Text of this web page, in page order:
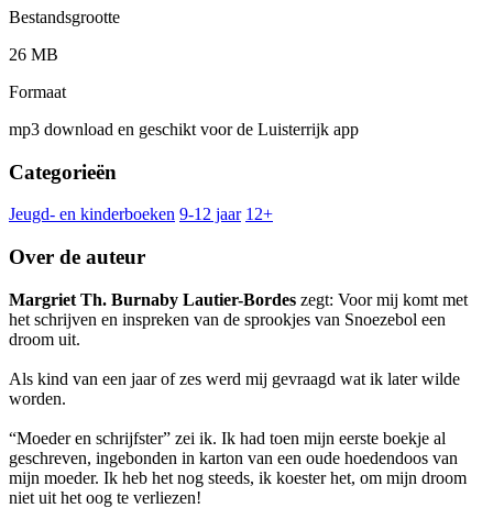
Bestandsgrootte
26 MB
Formaat
mp3 download en geschikt voor de Luisterrijk app
Categorieën
Jeugd- en kinderboeken 9-12 jaar 12+
Over de auteur
Margriet Th. Burnaby Lautier-Bordes zegt: Voor mij komt met
het schrijven en inspreken van de sprookjes van Snoezebol een
droom uit.
Als kind van een jaar of zes werd mij gevraagd wat ik later wilde
worden.
“Moeder en schrijfster” zei ik. Ik had toen mijn eerste boekje al
geschreven, ingebonden in karton van een oude hoedendoos van
mijn moeder. Ik heb het nog steeds, ik koester het, om mijn droom
niet uit het oog te verliezen!